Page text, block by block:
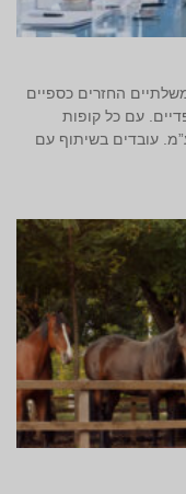
החזרים כספיים
עם כל קופות
עובדים בשיתוף עם